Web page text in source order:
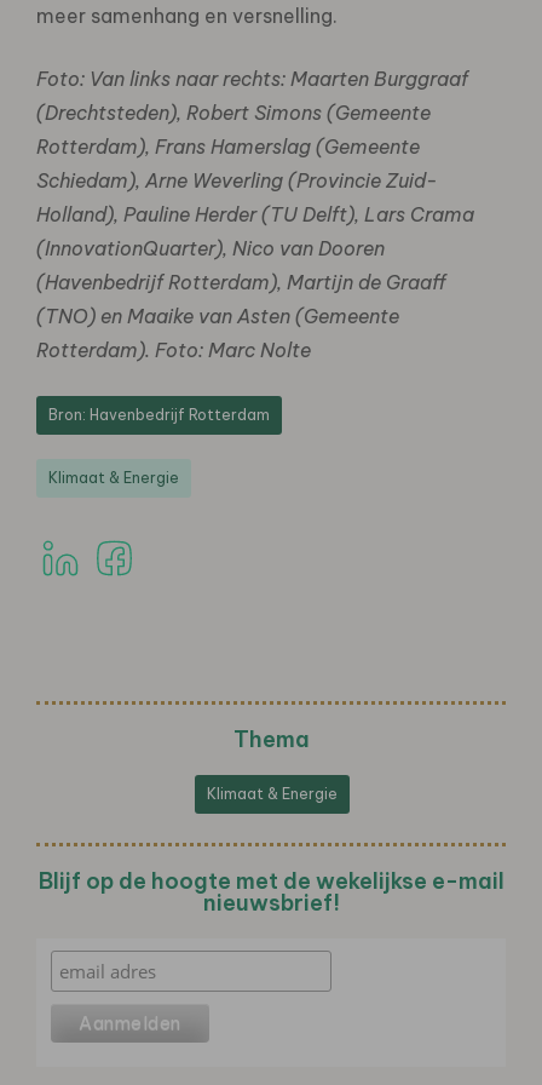
meer samenhang en versnelling.
Foto: Van links naar rechts: Maarten Burggraaf
(Drechtsteden), Robert Simons (Gemeente
Rotterdam), Frans Hamerslag (Gemeente
Schiedam), Arne Weverling (Provincie Zuid-
Holland), Pauline Herder (TU Delft), Lars Crama
(InnovationQuarter), Nico van Dooren
(Havenbedrijf Rotterdam), Martijn de Graaff
(TNO) en Maaike van Asten (Gemeente
Rotterdam). Foto: Marc Nolte
Bron: Havenbedrijf Rotterdam
Klimaat & Energie
Thema
Klimaat & Energie
Blijf op de hoogte met de wekelijkse e-mail
nieuwsbrief!